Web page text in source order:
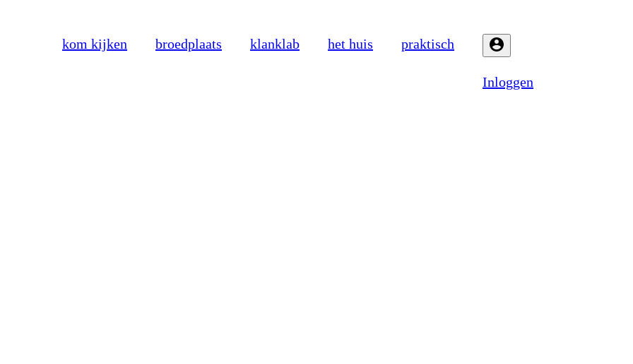
kom kijken broedplaats klanklab het huis praktisch
Inloggen